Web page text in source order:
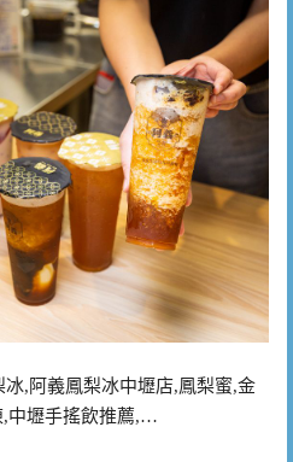
冰,阿義鳳梨冰中壢店,鳳梨蜜,金
,中壢手搖飲推薦,…